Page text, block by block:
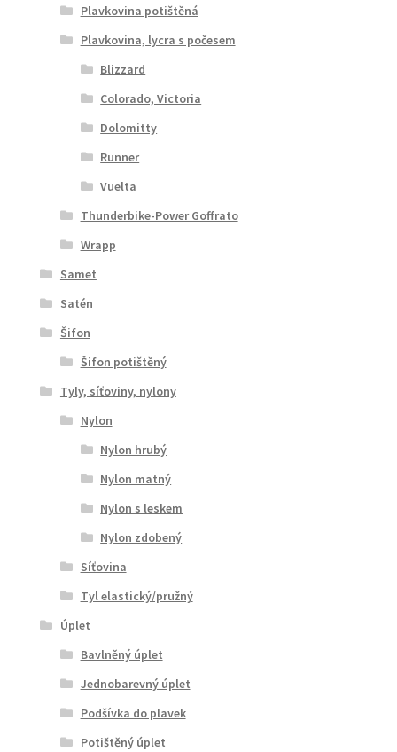
Plavkovina potištěná
Plavkovina, lycra s počesem
Blizzard
Colorado, Victoria
Dolomitty
Runner
Vuelta
Thunderbike-Power Goffrato
Wrapp
Samet
Satén
Šifon
Šifon potištěný
Tyly, síťoviny, nylony
Nylon
Nylon hrubý
Nylon matný
Nylon s leskem
Nylon zdobený
Síťovina
Tyl elastický/pružný
Úplet
Bavlněný úplet
Jednobarevný úplet
Podšívka do plavek
Potištěný úplet